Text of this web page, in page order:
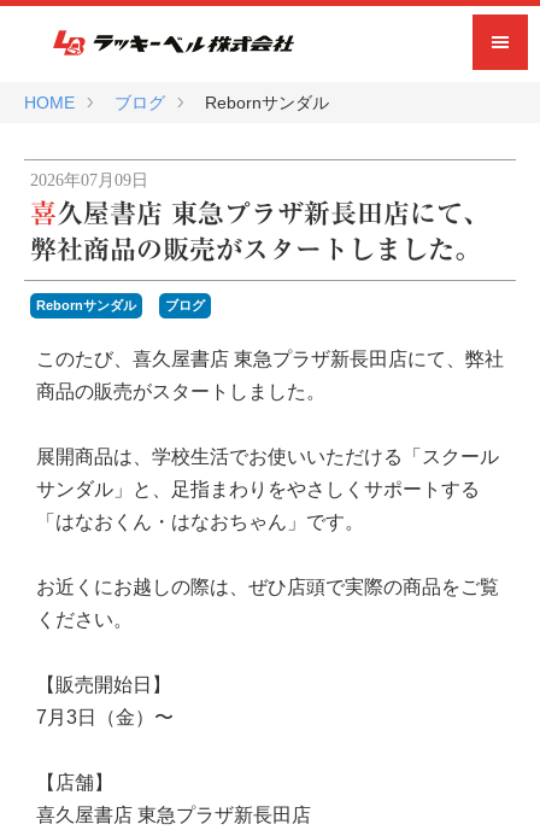
HOME ブログ Rebornサンダル
2026年07月09日
喜久屋書店 東急プラザ新長田店にて、
弊社商品の販売がスタートしました。
Rebornサンダル ブログ
このたび、喜久屋書店 東急プラザ新長田店にて、弊社
商品の販売がスタートしました。
展開商品は、学校生活でお使いいただける「スクール
サンダル」と、足指まわりをやさしくサポートする
「はなおくん・はなおちゃん」です。
お近くにお越しの際は、ぜひ店頭で実際の商品をご覧
ください。
【販売開始日】
7月3日（金）〜
【店舗】
喜久屋書店 東急プラザ新長田店